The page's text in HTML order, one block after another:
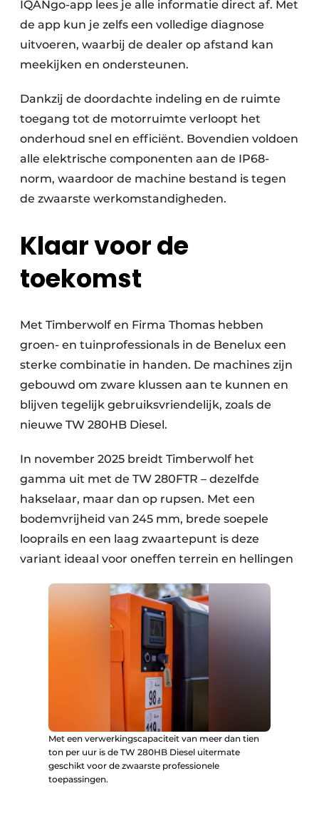
IQANgo-app lees je alle informatie direct af. Met
de app kun je zelfs een volledige diagnose
uitvoeren, waarbij de dealer op afstand kan
meekijken en ondersteunen.
Dankzij de doordachte indeling en de ruimte
toegang tot de motorruimte verloopt het
onderhoud snel en efficiënt. Bovendien voldoen
alle elektrische componenten aan de IP68-
norm, waardoor de machine bestand is tegen
de zwaarste werkomstandigheden.
Klaar voor de
toekomst
Met Timberwolf en Firma Thomas hebben
groen- en tuinprofessionals in de Benelux een
sterke combinatie in handen. De machines zijn
gebouwd om zware klussen aan te kunnen en
blijven tegelijk gebruiksvriendelijk, zoals de
nieuwe TW 280HB Diesel.
In november 2025 breidt Timberwolf het
gamma uit met de TW 280FTR – dezelfde
hakselaar, maar dan op rupsen. Met een
bodemvrijheid van 245 mm, brede soepele
looprails en een laag zwaartepunt is deze
variant ideaal voor oneffen terrein en hellingen
Met een verwerkingscapaciteit van meer dan tien
ton per uur is de TW 280HB Diesel uitermate
geschikt voor de zwaarste professionele
toepassingen.